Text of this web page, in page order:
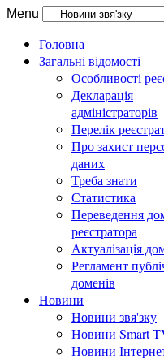
Menu
Головна
Загальні відомості
Особливості
Декларація
адміністраторів
Перелік
Про захист
даних
Треба знати
Статистика
Переведення
реєстратора
Актуалізація
Регламент
доменів
Новини
Новини звя'зку
Новини Smart
Новини